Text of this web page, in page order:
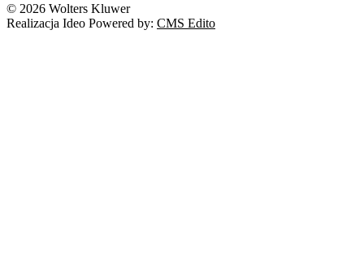
© 2026 Wolters Kluwer
Realizacja Ideo Powered by: CMS Edito